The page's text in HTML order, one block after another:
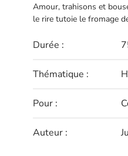
Amour, trahisons et
le rire tutoie le fromage
Durée :
Thématique :
Pour :
Auteur :